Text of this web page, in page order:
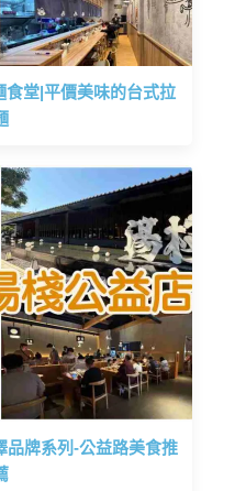
食堂|平價美味的台式拉
品牌系列-公益路美食推